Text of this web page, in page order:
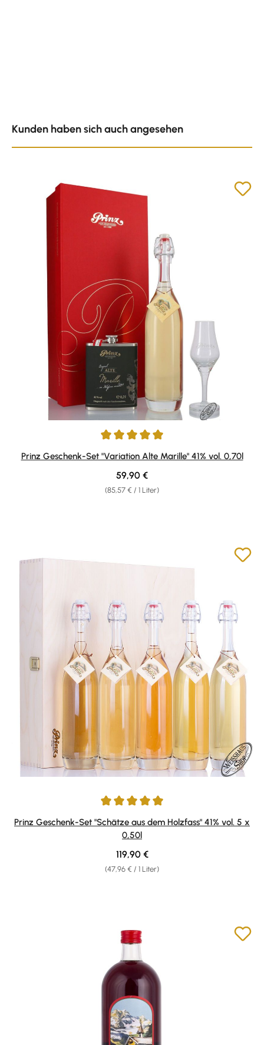
Kunden haben sich auch angesehen
Durchschnittliche Bewertung von 5 von 5 Sternen
Prinz Geschenk-Set "Variation Alte Marille" 41% vol. 0,70l
(85,57 € / 1 Liter)
Regulärer Preis:
59,90 €
Durchschnittliche Bewertung von 5 von 5 Sternen
Prinz Geschenk-Set "Schätze aus dem Holzfass" 41% vol. 5 x
0,50l
(47,96 € / 1 Liter)
Regulärer Preis:
119,90 €